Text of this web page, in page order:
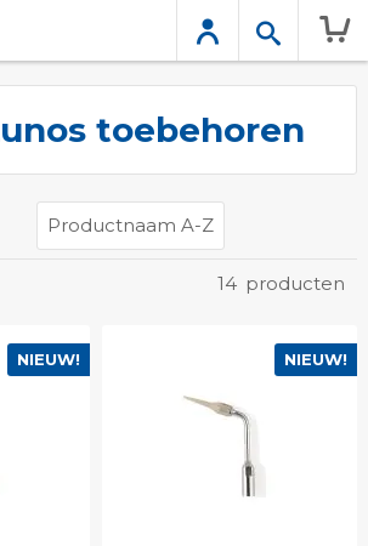
toebehoren
14 producten
NIEUW! NIEUW!